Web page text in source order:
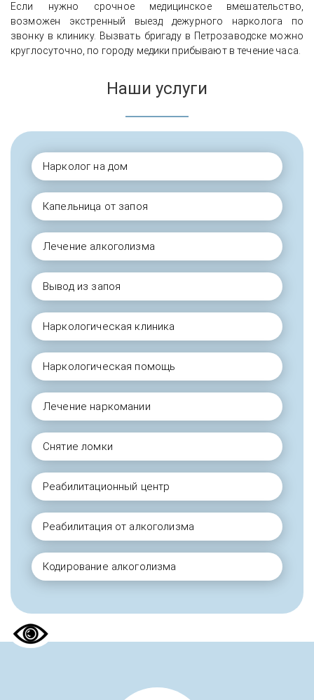
Если нужно срочное медицинское вмешательство,
возможен экстренный выезд дежурного нарколога по
звонку в клинику. Вызвать бригаду в Петрозаводске можно
круглосуточно, по городу медики прибывают в течение часа.
Наши услуги
Нарколог на дом
Капельница от запоя
Лечение алкоголизма
Вывод из запоя
Наркологическая клиника
Наркологическая помощь
Лечение наркомании
Снятие ломки
Реабилитационный центр
Реабилитация от алкоголизма
Кодирование алкоголизма